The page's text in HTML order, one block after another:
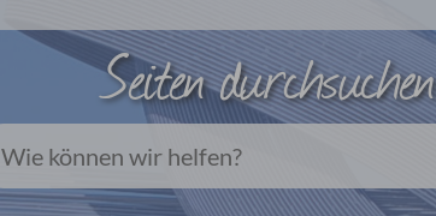
Seiten durchsuchen
Wie können wir helfen?